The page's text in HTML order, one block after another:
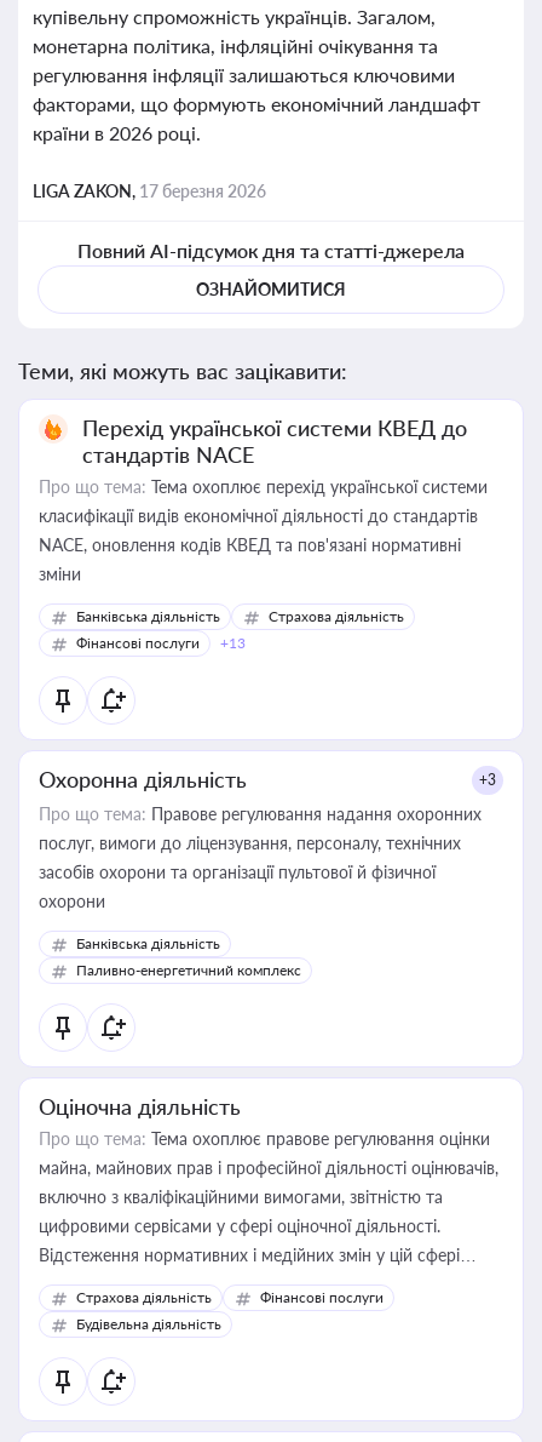
купівельну спроможність українців. Загалом,
монетарна політика, інфляційні очікування та
регулювання інфляції залишаються ключовими
факторами, що формують економічний ландшафт
країни в 2026 році.
LIGA ZAKON, 17 березня 2026
Повний AI-підсумок дня та статті-джерела
ОЗНАЙОМИТИСЯ
Теми, які можуть вас зацікавити:
Перехід української системи КВЕД до
стандартів NACE
Про що тема: Тема охоплює перехід української системи
класифікації видів економічної діяльності до стандартів
NACE, оновлення кодів КВЕД та пов'язані нормативні
зміни
Банківська діяльність
Страхова діяльність
Фінансові послуги
+13
Охоронна діяльність +3
Про що тема: Правове регулювання надання охоронних
послуг, вимоги до ліцензування, персоналу, технічних
засобів охорони та організації пультової й фізичної
охорони
Банківська діяльність
Паливно-енергетичний комплекс
Оціночна діяльність
Про що тема: Тема охоплює правове регулювання оцінки
майна, майнових прав і професійної діяльності оцінювачів,
включно з кваліфікаційними вимогами, звітністю та
цифровими сервісами у сфері оціночної діяльності.
Відстеження нормативних і медійних змін у цій сфері
корисне для власника бізнесу, керівника, юриста або
бухгалтера під час оподаткування, приватизації, оренди
державного майна, корпоративних угод і перевірки
статусу суб'єктів оціночної діяльності
Страхова діяльність
Фінансові послуги
Будівельна діяльність